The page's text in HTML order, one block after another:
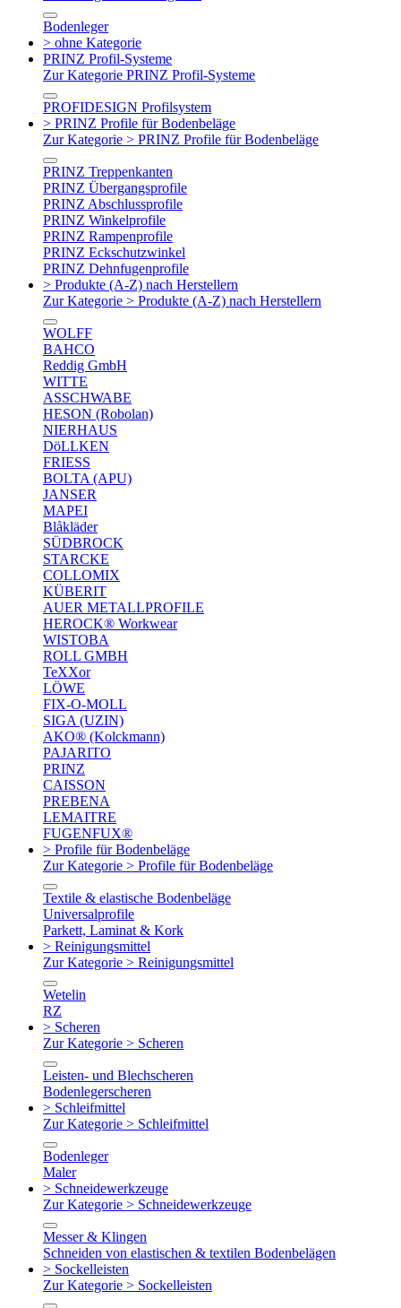
Bodenleger
> ohne Kategorie
PRINZ Profil-Systeme
Zur Kategorie PRINZ Profil-Systeme
PROFIDESIGN Profilsystem
> PRINZ Profile für Bodenbeläge
Zur Kategorie > PRINZ Profile für Bodenbeläge
PRINZ Treppenkanten
PRINZ Übergangsprofile
PRINZ Abschlussprofile
PRINZ Winkelprofile
PRINZ Rampenprofile
PRINZ Eckschutzwinkel
PRINZ Dehnfugenprofile
> Produkte (A-Z) nach Herstellern
Zur Kategorie > Produkte (A-Z) nach Herstellern
WOLFF
BAHCO
Reddig GmbH
WITTE
ASSCHWABE
HESON (Robolan)
NIERHAUS
DöLLKEN
FRIESS
BOLTA (APU)
JANSER
MAPEI
Blåkläder
SÜDBROCK
STARCKE
COLLOMIX
KÜBERIT
AUER METALLPROFILE
HEROCK® Workwear
WISTOBA
ROLL GMBH
TeXXor
LÖWE
FIX-O-MOLL
SIGA (UZIN)
AKO® (Kolckmann)
PAJARITO
PRINZ
CAISSON
PREBENA
LEMAITRE
FUGENFUX®
> Profile für Bodenbeläge
Zur Kategorie > Profile für Bodenbeläge
Textile & elastische Bodenbeläge
Universalprofile
Parkett, Laminat & Kork
> Reinigungsmittel
Zur Kategorie > Reinigungsmittel
Wetelin
RZ
> Scheren
Zur Kategorie > Scheren
Leisten- und Blechscheren
Bodenlegerscheren
> Schleifmittel
Zur Kategorie > Schleifmittel
Bodenleger
Maler
> Schneidewerkzeuge
Zur Kategorie > Schneidewerkzeuge
Messer & Klingen
Schneiden von elastischen & textilen Bodenbelägen
> Sockelleisten
Zur Kategorie > Sockelleisten